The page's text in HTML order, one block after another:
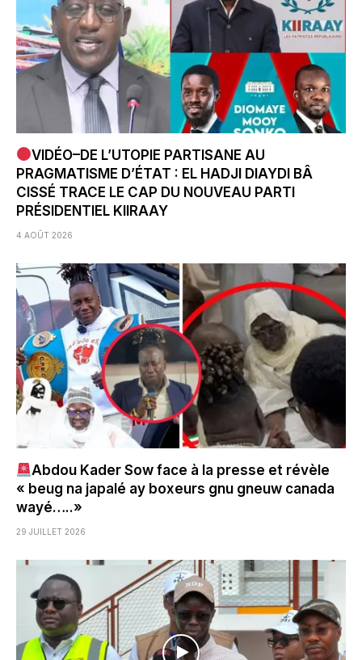
VIDÉO–DE L’UTOPIE PARTISANE AU
PRAGMATISME D’ÉTAT : EL HADJI DIAYDI BÂ
CISSÉ TRACE LE CAP DU NOUVEAU PARTI
PRÉSIDENTIEL KIIRAAY
4 AOÛT 2026
Abdou Kader Sow face à la presse et révèle
« beug na japalé ay boxeurs gnu gneuw canada
wayé…..»
29 JUILLET 2026